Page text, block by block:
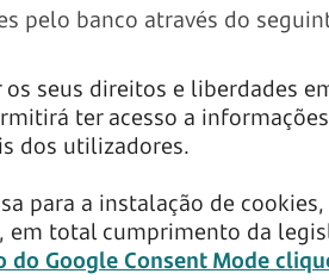
pelo banco através do
seus direitos e liberdades
ter acesso a
dos utilizadores.
para a instalação de
total cumprimento da
do Google Consent Mode